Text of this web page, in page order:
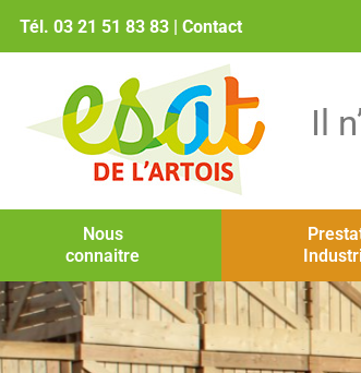
Tél. 03 21 51 83 83 | Contact
Il
Nous
connaitre